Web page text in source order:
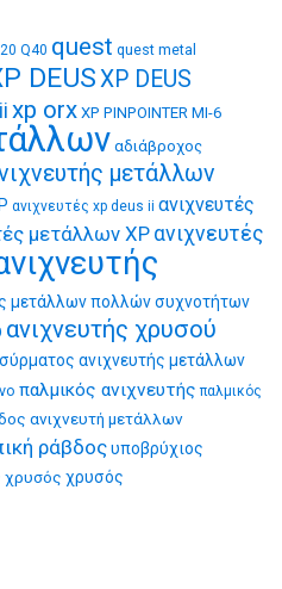
Q40 quest quest metal
DEUSXP DEUS
xp orx XP PINPOINTER MI-6
αδιάβροχος
μετάλλων
ανιχνευτές xp deus ii ανιχνευτές
μετάλλων XP ανιχνευτές
μετάλλων πολλών συχνοτήτων
ανιχνευτής χρυσού
ανιχνευτής μετάλλων
παλμικός ανιχνευτής παλμικός
ανιχνευτή μετάλλων
ράβδοςυποβρύχιος
χρυσός χρυσός